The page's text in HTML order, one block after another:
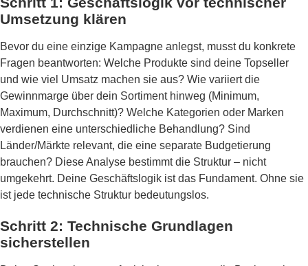
Umsetzung klären
Bevor du eine einzige Kampagne anlegst, musst du konkrete
Fragen beantworten: Welche Produkte sind deine Topseller
und wie viel Umsatz machen sie aus? Wie variiert die
Gewinnmarge über dein Sortiment hinweg (Minimum,
Maximum, Durchschnitt)? Welche Kategorien oder Marken
verdienen eine unterschiedliche Behandlung? Sind
Länder/Märkte relevant, die eine separate Budgetierung
brauchen? Diese Analyse bestimmt die Struktur – nicht
umgekehrt. Deine Geschäftslogik ist das Fundament. Ohne sie
ist jede technische Struktur bedeutungslos.
Schritt 2: Technische Grundlagen
sicherstellen